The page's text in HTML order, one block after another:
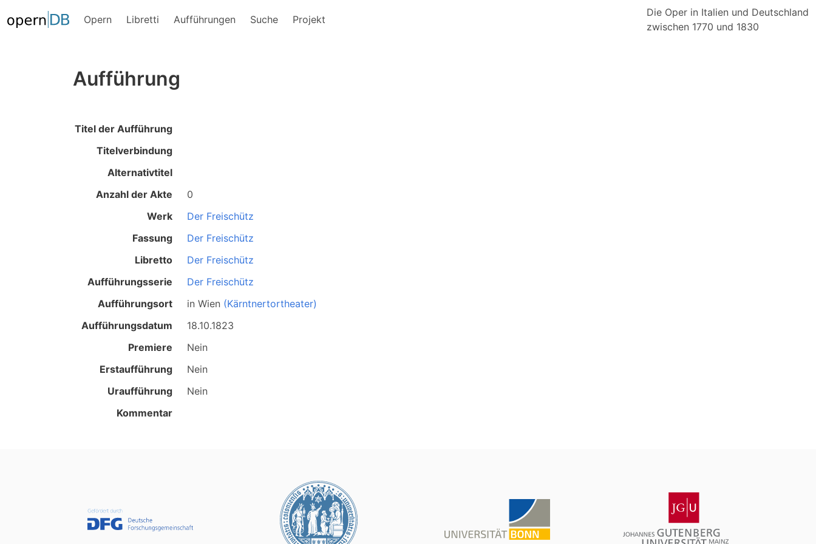
Opern Libretti Aufführungen Suche Projekt
Die Oper in Italien und Deutschland
zwischen 1770 und 1830
Aufführung
Titel der Aufführung
Titelverbindung
Alternativtitel
Anzahl der Akte
0
Werk
Der Freischütz
Fassung
Der Freischütz
Libretto
Der Freischütz
Aufführungsserie
Der Freischütz
Aufführungsort
in Wien (Kärntnertortheater)
Aufführungsdatum
18.10.1823
Premiere
Nein
Erstaufführung
Nein
Uraufführung
Nein
Kommentar